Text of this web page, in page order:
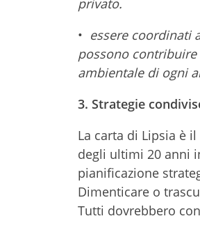
privato.
• essere coordinati
possono
ambientale di ogni
3. Strategie
La carta di Lipsia è
degli ultimi 20 anni
pianificazione
Dimenticare o
Tutti dovrebbero